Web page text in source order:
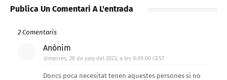
Publica Un Comentari A L'entrada
2 Comentaris
Anònim
dimecres, 28 de juny del 2023, a les 8:09:00 CEST
Doncs poca necesitat tenen aquestes persones si no